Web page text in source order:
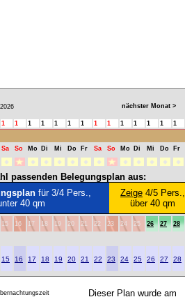
nächster Monat >
1 1 1 1 1 1 1 1 1 1 1 1 1 1
Sa So Mo Di Mi Do Fr Sa So Mo Di Mi Do Fr
passenden Belegungsplan aus:
für 3/4 Pers.,
40 qm
Zeige 4/5 Pers.,
über 40 qm
15 16 17 18 19 20 21 22 23 24 25 26 27 28
15 16 17 18 19 20 21 22 23 24 25 26 27 28
Dieser Plan wurde am